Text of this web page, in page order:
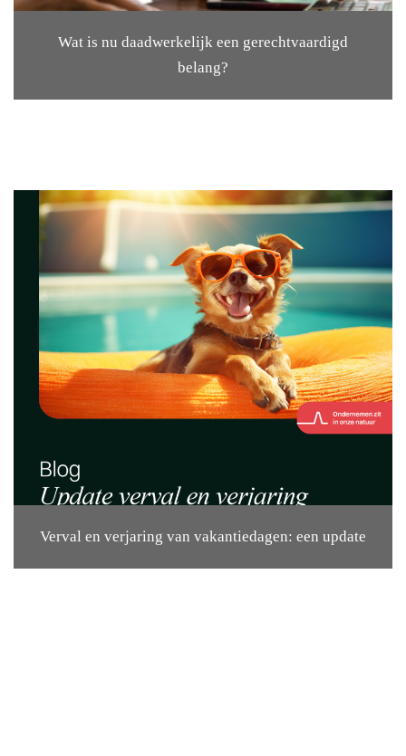
Wat is nu daadwerkelijk een gerechtvaardigd
belang?
Verval en verjaring van vakantiedagen: een update